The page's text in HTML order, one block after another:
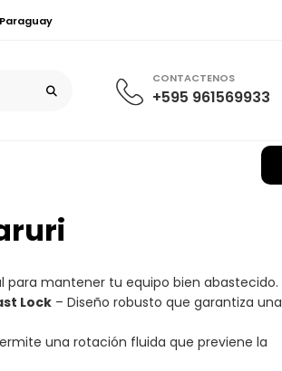
CONTACTENOS
+595 961569933
para mantener tu equipo bien abastecido.
Lock – Diseño robusto que garantiza una
una rotación fluida que previene la